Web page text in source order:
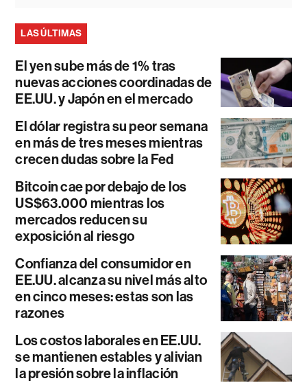
LAS ÚLTIMAS
El yen sube más de 1% tras
nuevas acciones coordinadas de
EE.UU. y Japón en el mercado
El dólar registra su peor semana
en más de tres meses mientras
crecen dudas sobre la Fed
Bitcoin cae por debajo de los
US$63.000 mientras los
mercados reducen su
exposición al riesgo
Confianza del consumidor en
EE.UU. alcanza su nivel más alto
en cinco meses: estas son las
razones
Los costos laborales en EE.UU.
se mantienen estables y alivian
la presión sobre la inflación